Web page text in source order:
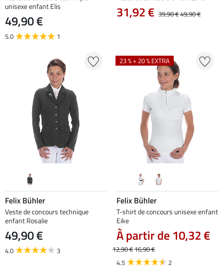
unisexe enfant Elis
49,90 €
5.0 1
31,92 € 39,90 €49,90 €
Felix Bühler
Veste de concours technique
enfant Rosalie
49,90 €
4.0 3
23 % + 20 % EXTRA
Felix Bühler
T-shirt de concours unisexe enfant
Eike
À partir de 10,32 €
12,90 €16,90 €
4.5
2